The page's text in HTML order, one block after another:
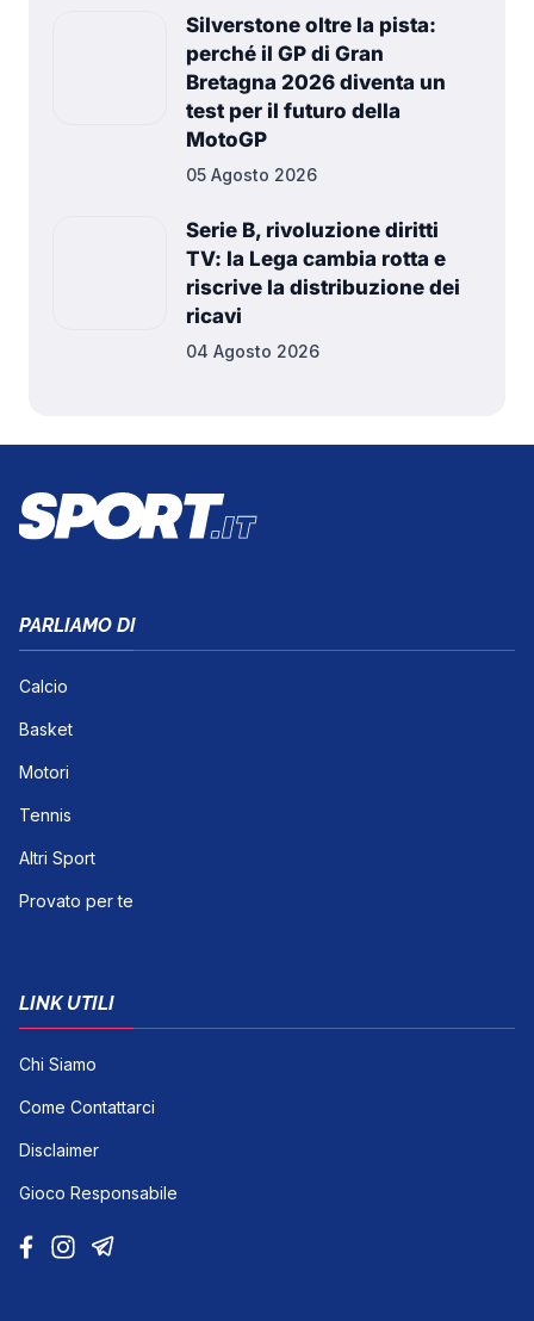
Silverstone oltre la pista:
perché il GP di Gran
Bretagna 2026 diventa un
test per il futuro della
MotoGP
05 Agosto 2026
Serie B, rivoluzione diritti
TV: la Lega cambia rotta e
riscrive la distribuzione dei
ricavi
04 Agosto 2026
PARLIAMO DI
Calcio
Basket
Motori
Tennis
Altri Sport
Provato per te
LINK UTILI
Chi Siamo
Come Contattarci
Disclaimer
Gioco Responsabile